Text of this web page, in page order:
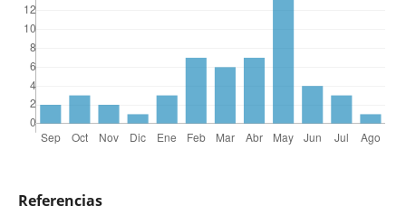
Referencias